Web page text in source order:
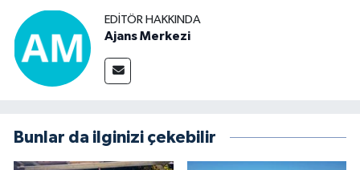
EDITÖR HAKKINDA
Ajans Merkezi
Bunlar da ilginizi çekebilir